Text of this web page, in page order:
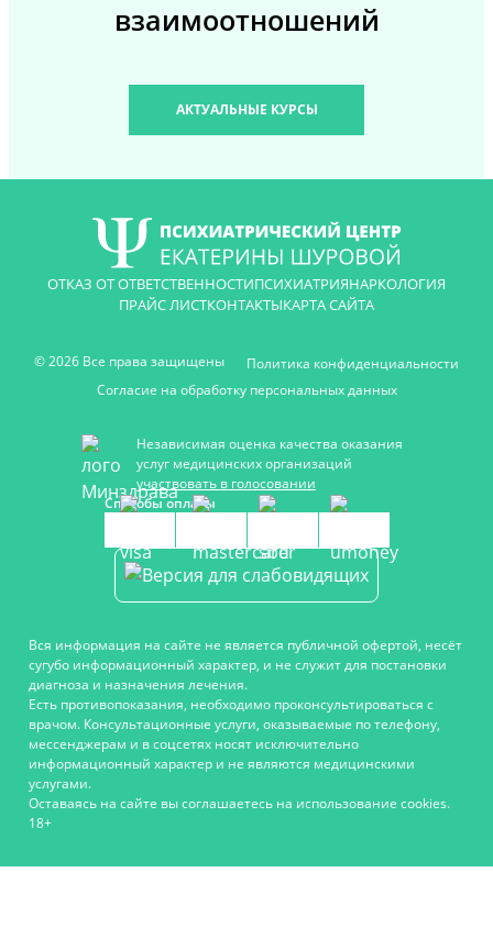
взаимоотношений
АКТУАЛЬНЫЕ КУРСЫ
ОТКАЗ ОТ ОТВЕТСТВЕННОСТИПСИХИАТРИЯНАРКОЛОГИЯ
ПРАЙС ЛИСТКОНТАКТЫКАРТА САЙТА
© 2026 Все права защищены
Политика конфиденциальности
Согласие на обработку персональных данных
Независимая оценка качества оказания
услуг медицинских организаций
участвовать в голосовании
Способы оплаты
Вся информация на сайте не является публичной офертой, несёт
сугубо информационный характер, и не служит для постановки
диагноза и назначения лечения.
Есть противопоказания, необходимо проконсультироваться с
врачом. Консультационные услуги, оказываемые по телефону,
мессенджерам и в соцсетях носят исключительно
информационный характер и не являются медицинскими
услугами.
Оставаясь на сайте вы соглашаетесь на использование cookies.
18+